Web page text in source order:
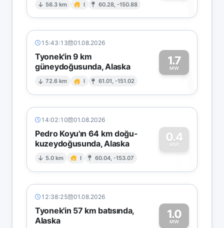
56.3 km I 60.28, -150.88
15:43:13 01.08.2026
Tyonek'in 9 km
güneydoğusunda, Alaska
72.6 km I 61.01, -151.02
1.7
MW1
14:02:10 01.08.2026
Pedro Koyu'ın 64 km doğu-
kuzeydoğusunda, Alaska
5.0 km I 60.04, -153.07
0.4
MW
0
12:38:25 01.08.2026
Tyonek'in 57 km batısında,
Alaska
1.0
MW